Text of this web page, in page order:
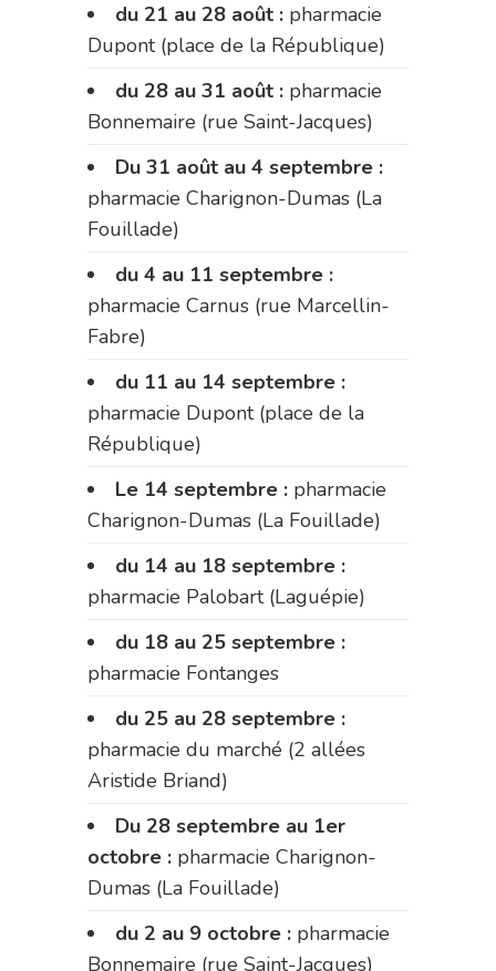
du 21 au 28 août : pharmacie
Dupont (place de la République)
du 28 au 31 août : pharmacie
Bonnemaire (rue Saint-Jacques)
Du 31 août au 4 septembre :
pharmacie Charignon-Dumas (La
Fouillade)
du 4 au 11 septembre :
pharmacie Carnus (rue Marcellin-
Fabre)
du 11 au 14 septembre :
pharmacie Dupont (place de la
République)
Le 14 septembre : pharmacie
Charignon-Dumas (La Fouillade)
du 14 au 18 septembre :
pharmacie Palobart (Laguépie)
du 18 au 25 septembre :
pharmacie Fontanges
du 25 au 28 septembre :
pharmacie du marché (2 allées
Aristide Briand)
Du 28 septembre au 1er
octobre : pharmacie Charignon-
Dumas (La Fouillade)
du 2 au 9 octobre : pharmacie
Bonnemaire (rue Saint-Jacques)